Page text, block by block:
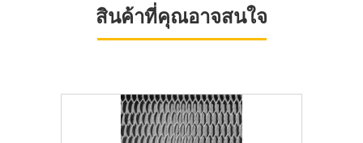
สินค้าที่คุณอาจสนใจ